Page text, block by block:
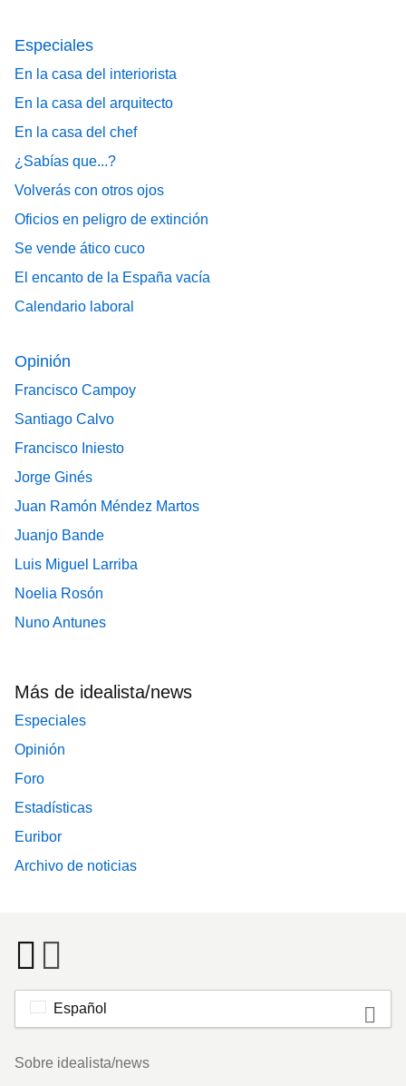
Especiales
En la casa del interiorista
En la casa del arquitecto
En la casa del chef
¿Sabías que...?
Volverás con otros ojos
Oficios en peligro de extinción
Se vende ático cuco
El encanto de la España vacía
Calendario laboral
Opinión
Francisco Campoy
Santiago Calvo
Francisco Iniesto
Jorge Ginés
Juan Ramón Méndez Martos
Juanjo Bande
Luis Miguel Larriba
Noelia Rosón
Nuno Antunes
Más de idealista/news
Especiales
Opinión
Foro
Estadísticas
Euribor
Archivo de noticias
Español
Footer
Sobre idealista/news